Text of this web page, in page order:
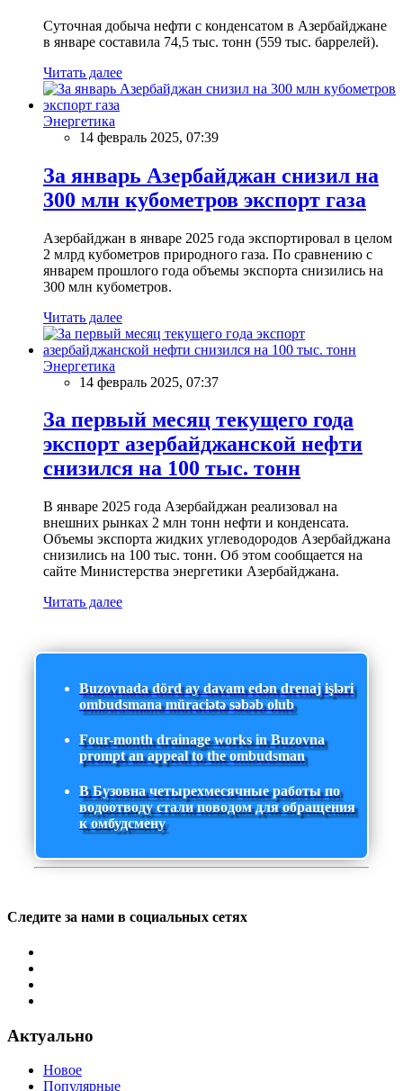
Суточная добыча нефти с конденсатом в Азербайджане
в январе составила 74,5 тыс. тонн (559 тыс. баррелей).
Читать далее
Энергетика
14 февраль 2025, 07:39
За январь Азербайджан снизил на
300 млн кубометров экспорт газа
Азербайджан в январе 2025 года экспортировал в целом
2 млрд кубометров природного газа. По сравнению с
январем прошлого года объемы экспорта снизились на
300 млн кубометров.
Читать далее
Энергетика
14 февраль 2025, 07:37
За первый месяц текущего года
экспорт азербайджанской нефти
снизился на 100 тыс. тонн
В январе 2025 года Азербайджан реализовал на
внешних рынках 2 млн тонн нефти и конденсата.
Объемы экспорта жидких углеводородов Азербайджана
снизились на 100 тыс. тонн. Об этом сообщается на
сайте Министерства энергетики Азербайджана.
Читать далее
Buzovnada dörd ay davam edən drenaj işləri
ombudsmana müraciətə səbəb olub
Four-month drainage works in Buzovna
prompt an appeal to the ombudsman
В Бузовна четырехмесячные работы по
водоотводу стали поводом для обращения
к омбудсмену
Следите за нами в социальных сетях
Актуально
Новое
Популярные